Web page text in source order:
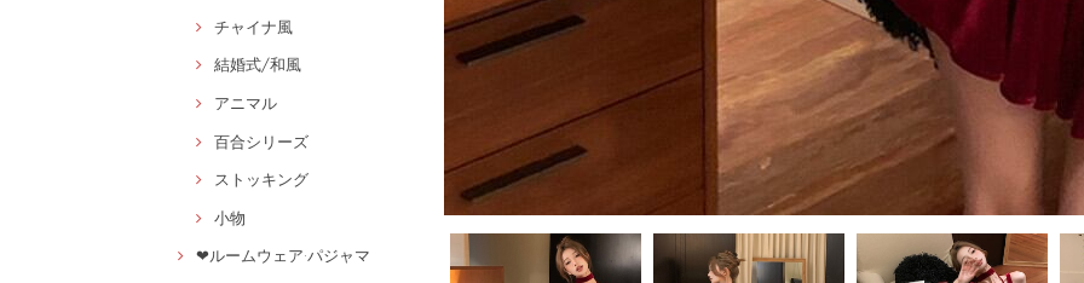
チャイナ風
結婚式/和風
アニマル
百合シリーズ
ストッキング
小物
❤ルームウェア·パジャマ